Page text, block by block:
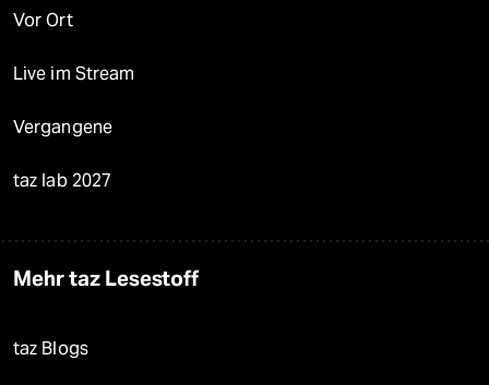
Vor Ort
Live im Stream
Vergangene
taz lab 2027
Mehr taz Lesestoff
taz Blogs